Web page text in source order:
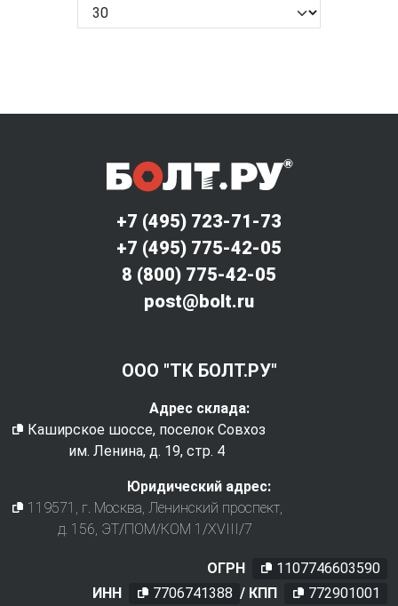
+7 (495) 723-71-73
+7 (495) 775-42-05
8 (800) 775-42-05
post@bolt.ru
ООО "ТК БОЛТ.РУ"
Адрес склада:
Каширское шоссе, поселок Совхоз
им. Ленина, д. 19, стр. 4
Юридический адрес:
119571 , г. Москва, Ленинский проспект,
д. 156, ЭТ/ПОМ/КОМ 1/XVIII/7
ОГРН
1107746603590
ИНН
7706741388 / КПП 772901001